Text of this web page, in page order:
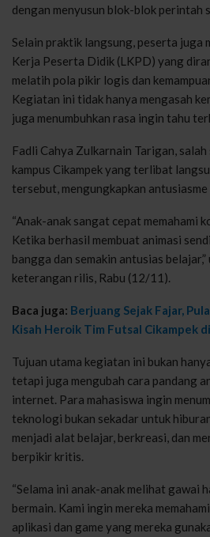
dengan menyusun blok-blok perintah
Selain praktik langsung, peserta juga
Kerja Peserta Didik (LKPD) yang
melatih pola pikir logis dan
Kegiatan ini tidak hanya mengasah
juga menumbuhkan rasa ingin tahu
Fadli Cahya Zulkarnain Tarigan, salah
kampus Cikampek yang terlibat
tersebut, mengungkapkan
“Anak-anak sangat cepat memahami
Ketika berhasil membuat animasi
bangga dan semakin antusias
keterangan rilis, Rabu (12/11).
Baca juga: Berjuang Sejak Fajar,
Kisah Heroik Tim Futsal Cikampek
Tujuan utama kegiatan ini bukan
tetapi juga mengubah cara pandang
internet. Para mahasiswa ingin
teknologi bukan sekadar untuk
menjadi alat belajar, berkreasi, dan
berpikir kritis.
“Selama ini anak-anak melihat gawai
bermain. Kami ingin mereka
aplikasi dan game yang mereka